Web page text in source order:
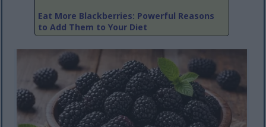
Eat More Blackberries: Powerful Reasons
to Add Them to Your Diet